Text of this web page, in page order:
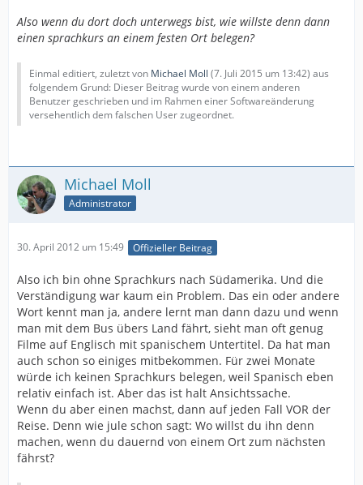
Also wenn du dort doch unterwegs bist, wie willste denn dann
einen sprachkurs an einem festen Ort belegen?
Einmal editiert, zuletzt von Michael Moll (7. Juli 2015 um 13:42) aus
folgendem Grund: Dieser Beitrag wurde von einem anderen
Benutzer geschrieben und im Rahmen einer Softwareänderung
versehentlich dem falschen User zugeordnet.
Michael Moll
Administrator
30. April 2012 um 15:49 Offizieller Beitrag
Also ich bin ohne Sprachkurs nach Südamerika. Und die
Verständigung war kaum ein Problem. Das ein oder andere
Wort kennt man ja, andere lernt man dann dazu und wenn
man mit dem Bus übers Land fährt, sieht man oft genug
Filme auf Englisch mit spanischem Untertitel. Da hat man
auch schon so einiges mitbekommen. Für zwei Monate
würde ich keinen Sprachkurs belegen, weil Spanisch eben
relativ einfach ist. Aber das ist halt Ansichtssache.
Wenn du aber einen machst, dann auf jeden Fall VOR der
Reise. Denn wie jule schon sagt: Wo willst du ihn denn
machen, wenn du dauernd von einem Ort zum nächsten
fährst?